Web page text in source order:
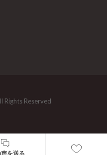
を送る
Rights Reserved